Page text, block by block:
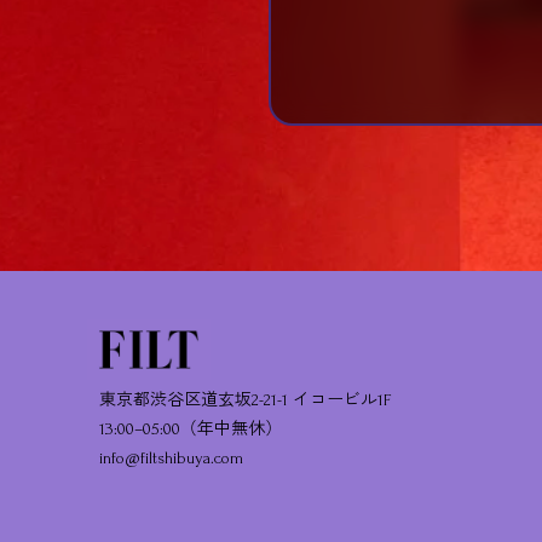
東京都渋谷区道玄坂2-21-1 イコービル1F
13:00–05:00（年中無休）
info@filtshibuya.com